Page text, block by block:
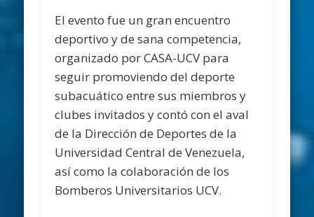
El evento fue un gran encuentro
deportivo y de sana competencia,
organizado por CASA-UCV para
seguir promoviendo del deporte
subacuático entre sus miembros y
clubes invitados y contó con el aval
de la Dirección de Deportes de la
Universidad Central de Venezuela,
así como la colaboración de los
Bomberos Universitarios UCV.